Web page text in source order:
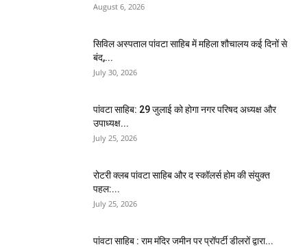
August 6, 2026
सिविल अस्पताल पांवटा साहिब में महिला शौचालय कई दिनों से
बंद,...
July 30, 2026
पांवटा साहिब: 29 जुलाई को होगा नगर परिषद अध्यक्ष और
उपाध्यक्ष...
July 25, 2026
​रोटरी क्लब पांवटा साहिब और द स्कॉलर्स होम की संयुक्त
पहल:...
July 25, 2026
पांवटा साहिब : राम मंदिर जमीन पर प्रॉपर्टी डीलरों द्वारा...